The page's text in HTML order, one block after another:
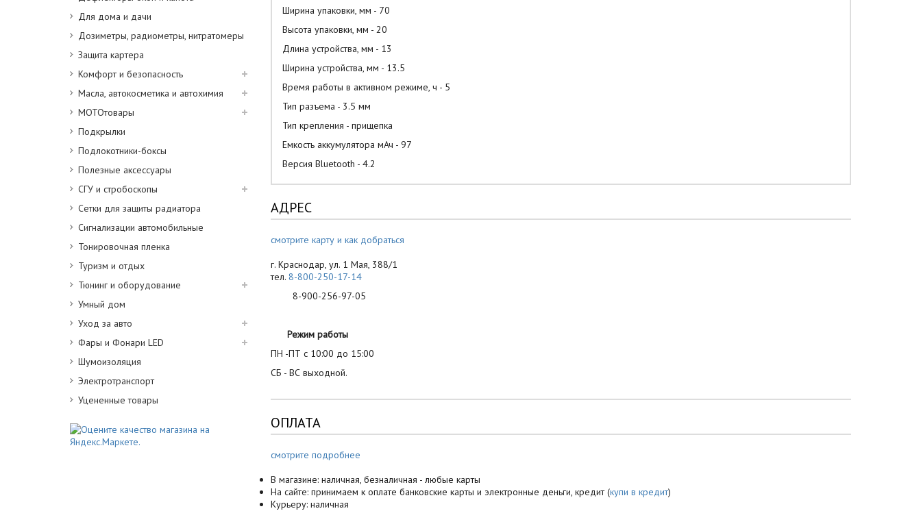
Для дома и дачи
Дозиметры, радиометры, нитратомеры
Защита картера
Комфорт и безопасность
Масла, автокосметика и автохимия
МОТОтовары
Подкрылки
Подлокотники-боксы
Полезные аксессуары
СГУ и стробоскопы
Сетки для защиты радиатора
Сигнализации автомобильные
Тонировочная пленка
Туризм и отдых
Тюнинг и оборудование
Умный дом
Уход за авто
Фары и Фонари LED
Шумоизоляция
Электротранспорт
Уцененные товары
Ширина упаковки, мм - 70
Высота упаковки, мм - 20
Длина устройства, мм - 13
Ширина устройства, мм - 13.5
Время работы в активном режиме, ч - 5
Тип разъема - 3.5 мм
Тип крепления - прищепка
Емкость аккумулятора мАч - 97
Версия Bluetooth - 4.2
АДРЕС
смотрите карту и как добраться
г. Краснодар, ул. 1 Мая, 388/1
тел. 8-800-250-17-14
8-900-256-97-05
Режим работы
ПН -ПТ с 10:00 до 15:00
СБ - ВС выходной.
ОПЛАТА
смотрите подробнее
В магазине: наличная, безналичная - любые карты
На сайте: принимаем к оплате банковские карты и электронные деньги, кредит (купи в кредит)
Курьеру: наличная